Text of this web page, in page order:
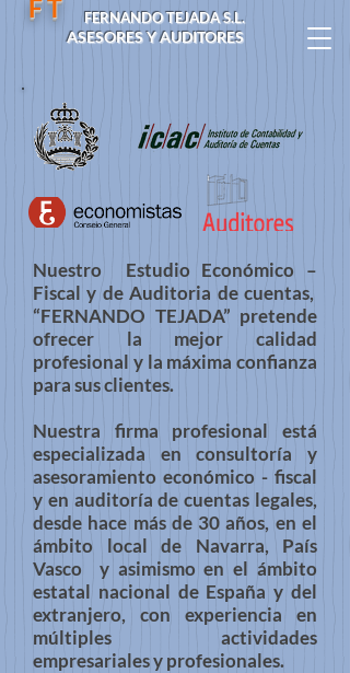
F T FERNANDO TEJADA S.L.
ASESORES Y AUDITORES
Nuestro Estudio Económico –
Fiscal y de Auditoria de cuentas,
“FERNANDO TEJADA” pretende
ofrecer la mejor calidad
profesional y la máxima confianza
para sus clientes.
Nuestra firma profesional está
especializada en consultoría y
asesoramiento económico - fiscal
y en auditoría de cuentas legales,
desde hace más de 30 años, en el
ámbito local de Navarra, País
Vasco y asimismo en el ámbito
estatal nacional de España y del
extranjero, con experiencia en
múltiples actividades
empresariales y profesionales.